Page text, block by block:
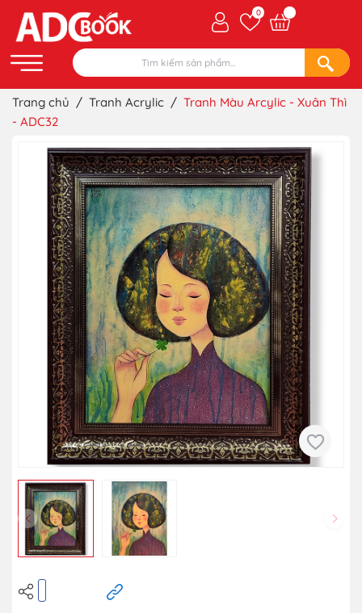
0
Trang chủ / Tranh Acrylic / Tranh Màu Arcylic - Xuân Thì
- ADC32